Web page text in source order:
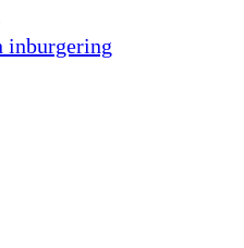
inburgering